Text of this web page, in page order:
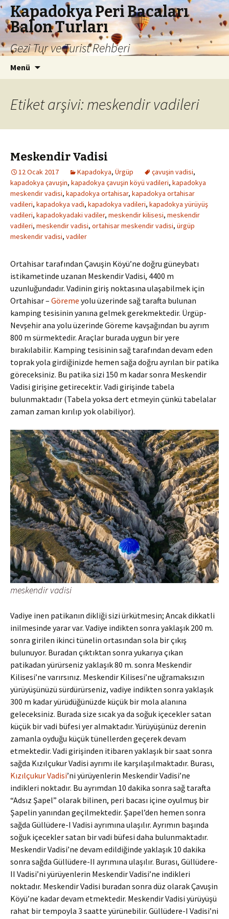
Kapadokya Peri Bacaları
Balon Turları
Gezi Tur ve Turist Rehberi
Menü
Etiket arşivi: meskendir vadileri
Meskendir Vadisi
12 Ocak 2017 Kapadokya, Ürgüp çavuşin vadisi,
kapadokya çavuşin, kapadokya çavuşin köyü vadileri, kapadokya
meskendir vadisi, kapadokya ortahisar, kapadokya ortahisar
vadileri, kapadokya vadi, kapadokya vadileri, kapadokya yürüyüş
vadileri, kapadokyadaki vadiler, meskendir kilisesi, meskendir
vadileri, meskendir vadisi, ortahisar meskendir vadisi, ürgüp
meskendir vadisi, vadiler
Ortahisar tarafından Çavuşin Köyü’ne doğru güneybatı
istikametinde uzanan Meskendir Vadisi, 4400 m
uzunluğundadır. Vadinin giriş noktasına ulaşabilmek için
Ortahisar – Göreme yolu üzerinde sağ tarafta bulunan
kamping tesisinin yanına gelmek gerekmektedir. Ürgüp-
Nevşehir ana yolu üzerinde Göreme kavşağından bu ayrım
800 m sürmektedir. Araçlar burada uygun bir yere
bırakılabilir. Kamping tesisinin sağ tarafından devam eden
toprak yola girdiğinizde hemen sağa doğru ayrılan bir patika
göreceksiniz. Bu patika sizi 150 m kadar sonra Meskendir
Vadisi girişine getirecektir. Vadi girişinde tabela
bulunmaktadır (Tabela yoksa dert etmeyin çünkü tabelalar
zaman zaman kırılıp yok olabiliyor).
meskendir vadisi
Vadiye inen patikanın dikliği sizi ürkütmesin; Ancak dikkatli
inilmesinde yarar var. Vadiye indikten sonra yaklaşık 200 m.
sonra girilen ikinci tünelin ortasından sola bir çıkış
bulunuyor. Buradan çıktıktan sonra yukarıya çıkan
patikadan yürürseniz yaklaşık 80 m. sonra Meskendir
Kilisesi’ne varırsınız. Meskendir Kilisesi’ne uğramaksızın
yürüyüşünüzü sürdürürseniz, vadiye indikten sonra yaklaşık
300 m kadar yürüdüğünüzde küçük bir mola alanına
geleceksiniz. Burada size sıcak ya da soğuk içecekler satan
küçük bir vadi büfesi yer almaktadır. Yürüyüşünüz derenin
zamanla oyduğu küçük tünellerden geçerek devam
etmektedir. Vadi girişinden itibaren yaklaşık bir saat sonra
sağda Kızılçukur Vadisi ayrımı ile karşılaşılmaktadır. Burası,
Kızılçukur Vadisi’ni yürüyenlerin Meskendir Vadisi’ne
indikleri noktadır. Bu ayrımdan 10 dakika sonra sağ tarafta
“Adsız Şapel” olarak bilinen, peri bacası içine oyulmuş bir
Şapelin yanından geçilmektedir. Şapel’den hemen sonra
sağda Güllüdere-I Vadisi ayrımına ulaşılır. Ayrımın başında
soğuk içecekler satan bir vadi büfesi daha bulunmaktadır.
Meskendir Vadisi’ne devam edildiğinde yaklaşık 10 dakika
sonra sağda Güllüdere-II ayrımına ulaşılır. Burası, Güllüdere-
II Vadisi’ni yürüyenlerin Meskendir Vadisi’ne indikleri
noktadır. Meskendir Vadisi buradan sonra düz olarak Çavuşin
Köyü’ne kadar devam etmektedir. Meskendir Vadisi yürüyüşü
rahat bir tempoyla 3 saatte yürünebilir. Güllüdere-I Vadisi’ni